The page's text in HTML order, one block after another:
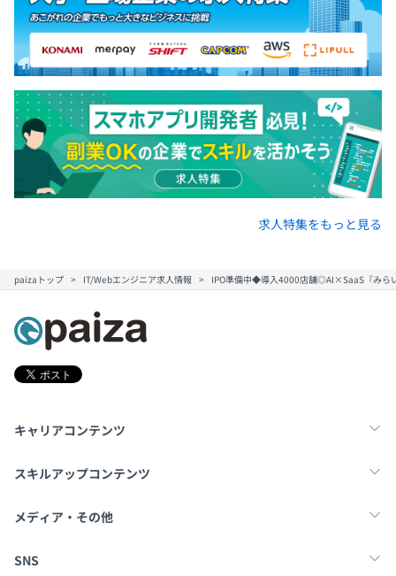
『みらいえ』の機能が顧客管理システム／物件確認システ
ム（VR）／AIと複数あるため、機能・役割ごとに3つのチ
ームに分かれています。
※ご経験により複数機能をご担当いただく場合もありま
求人特集をもっと見る
paizaトップ IT/Webエンジニア求人情報 IPO準備中◆導入4000店舗◎AI×SaaS『みら
キャリアコンテンツ
転職・キャリア
スキルアップコンテンツ
学習
メディア・その他
Tech Team Journal
SNS